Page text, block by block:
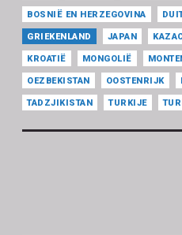
BOSNIË EN HERZEGOVINA
GRIEKENLAND JAPAN
KROATIË MONGOLIË
OEZBEKISTAN OOSTENRIJK
TADZJIKISTAN TURKIJE